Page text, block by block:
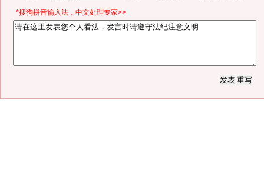
*搜狗拼音输入法，中文处理专家>>